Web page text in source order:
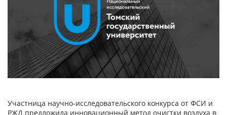
Участница научно-исследовательского конкурса от ФСИ и
РЖД предложила инновационный метод очистки воздуха в